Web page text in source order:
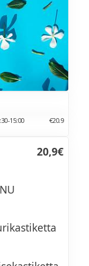
15:00 €20.9
20,9€